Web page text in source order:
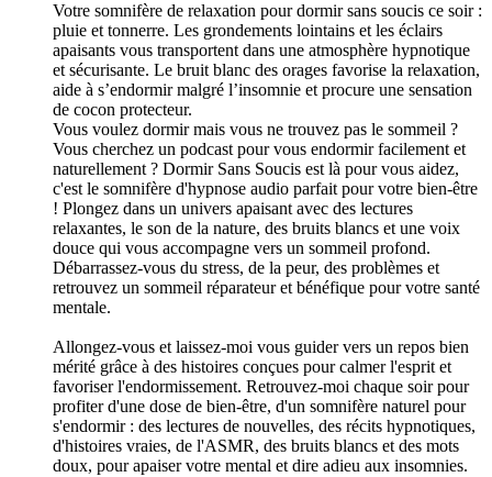
Votre somnifère de relaxation pour dormir sans soucis ce soir :
pluie et tonnerre. Les grondements lointains et les éclairs
apaisants vous transportent dans une atmosphère hypnotique
et sécurisante. Le bruit blanc des orages favorise la relaxation,
aide à s’endormir malgré l’insomnie et procure une sensation
de cocon protecteur.
Vous voulez dormir mais vous ne trouvez pas le sommeil ?
Vous cherchez un podcast pour vous endormir facilement et
naturellement ? Dormir Sans Soucis est là pour vous aidez,
c'est le somnifère d'hypnose audio parfait pour votre bien-être
! Plongez dans un univers apaisant avec des lectures
relaxantes, le son de la nature, des bruits blancs et une voix
douce qui vous accompagne vers un sommeil profond.
Débarrassez-vous du stress, de la peur, des problèmes et
retrouvez un sommeil réparateur et bénéfique pour votre santé
mentale.
Allongez-vous et laissez-moi vous guider vers un repos bien
mérité grâce à des histoires conçues pour calmer l'esprit et
favoriser l'endormissement. Retrouvez-moi chaque soir pour
profiter d'une dose de bien-être, d'un somnifère naturel pour
s'endormir : des lectures de nouvelles, des récits hypnotiques,
d'histoires vraies, de l'ASMR, des bruits blancs et des mots
doux, pour apaiser votre mental et dire adieu aux insomnies.